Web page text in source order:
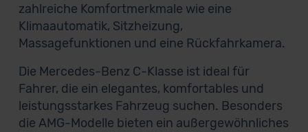
zahlreiche Komfortmerkmale wie eine
Klimaautomatik, Sitzheizung,
Massagefunktionen und eine Rückfahrkamera.
Die Mercedes-Benz C-Klasse ist ideal für
Fahrer, die ein elegantes, komfortables und
leistungsstarkes Fahrzeug suchen. Besonders
die AMG-Modelle bieten ein außergewöhnliches